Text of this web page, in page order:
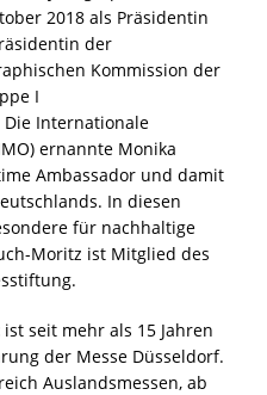
2018 als Präsidentin
der
Kommission der
I
Internationale
ernannte Monika
Ambassador und damit
In diesen
für nachhaltige
Moritz ist Mitglied des
ist seit mehr als 15 Jahren
der Messe Düsseldorf.
Auslandsmessen, ab